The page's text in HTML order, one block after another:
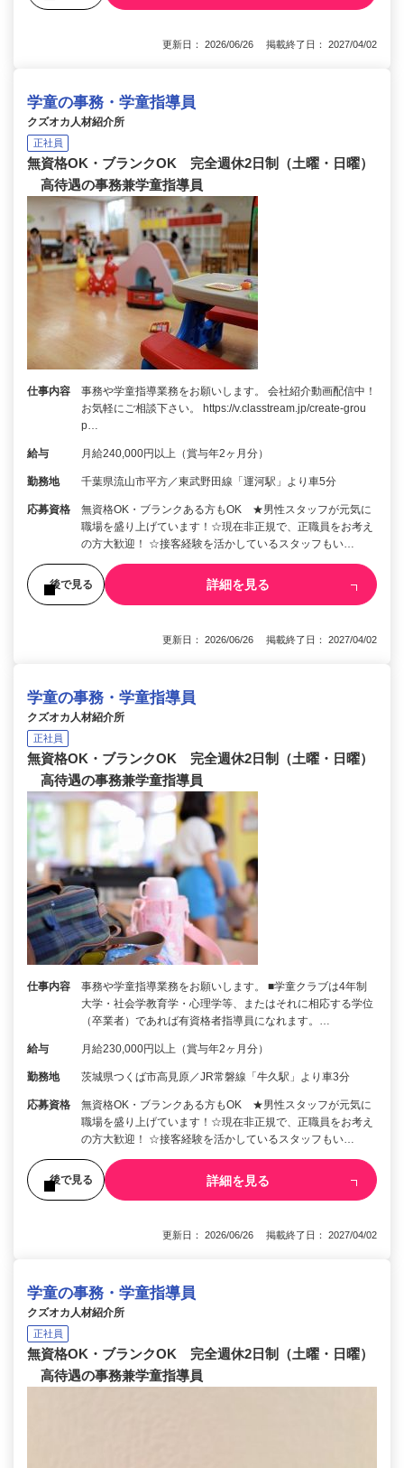
更新日： 2026/06/26 掲載終了日： 2027/04/02
学童の事務・学童指導員
クズオカ人材紹介所
正社員
無資格OK・ブランクOK 完全週休2日制（土曜・日曜）
高待遇の事務兼学童指導員
仕事内容
事務や学童指導業務をお願いします。 会社紹介動画配信中！
お気軽にご相談下さい。 https://v.classtream.jp/create-grou
p…
給与 月給240,000円以上（賞与年2ヶ月分）
勤務地 千葉県流山市平方／東武野田線「運河駅」より車5分
応募資格
無資格OK・ブランクある方もOK ★男性スタッフが元気に
職場を盛り上げています！☆現在非正規で、正職員をお考え
の方大歓迎！ ☆接客経験を活かしているスタッフもい…
後で見る 詳細を見る
更新日： 2026/06/26 掲載終了日： 2027/04/02
学童の事務・学童指導員
クズオカ人材紹介所
正社員
無資格OK・ブランクOK 完全週休2日制（土曜・日曜）
高待遇の事務兼学童指導員
仕事内容
事務や学童指導業務をお願いします。 ■学童クラブは4年制
大学・社会学教育学・心理学等、またはそれに相応する学位
（卒業者）であれば有資格者指導員になれます。…
給与 月給230,000円以上（賞与年2ヶ月分）
勤務地 茨城県つくば市高見原／JR常磐線「牛久駅」より車3分
応募資格
無資格OK・ブランクある方もOK ★男性スタッフが元気に
職場を盛り上げています！☆現在非正規で、正職員をお考え
の方大歓迎！ ☆接客経験を活かしているスタッフもい…
後で見る 詳細を見る
更新日： 2026/06/26 掲載終了日： 2027/04/02
学童の事務・学童指導員
クズオカ人材紹介所
正社員
無資格OK・ブランクOK 完全週休2日制（土曜・日曜）
高待遇の事務兼学童指導員